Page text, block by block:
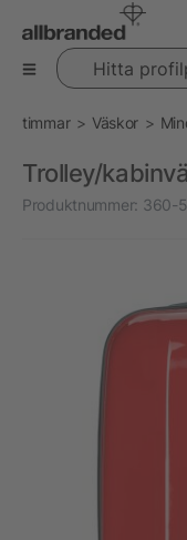
Hitta profilprodukter
timmar Väskor
Trolley/
Produktnummer: 360-